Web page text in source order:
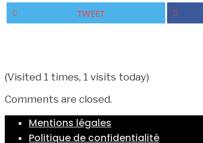
TWEET
(Visited 1 times, 1 visits today)
Comments are closed.
Mentions légales
Politique de confidentialité